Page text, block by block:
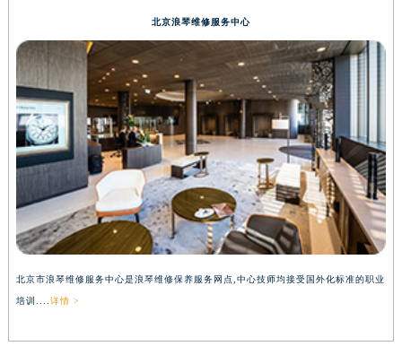
北京浪琴维修服务中心
北京市浪琴维修服务中心是浪琴维修保养服务网点,中心技师均接受国外化标准的职业
培训.... 详情 >